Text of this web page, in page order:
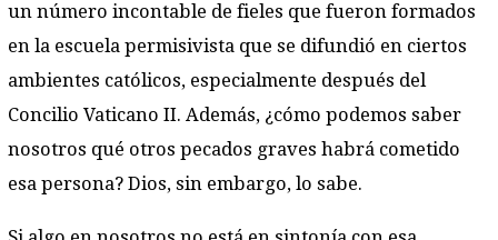
un número incontable de fieles que fueron formados
en la escuela permisivista que se difundió en ciertos
ambientes católicos, especialmente después del
Concilio Vaticano II. Además, ¿cómo podemos saber
nosotros qué otros pecados graves habrá cometido
esa persona? Dios, sin embargo, lo sabe.